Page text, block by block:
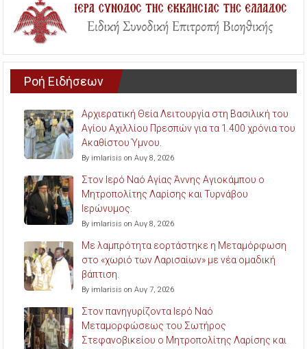
Ροή Ειδήσεων
Αρχιερατική Θεία Λειτουργία στη Βασιλική του
Αγίου Αχιλλίου Πρεσπών για τα 1.400 χρόνια του
Ακαθίστου Ύμνου.
By imlarisis on Αυγ 8, 2026
Στον Ιερό Ναό Αγίας Άννης Αγιοκάμπου ο
Μητροπολίτης Λαρίσης και Τυρνάβου
Ιερώνυμος.
By imlarisis on Αυγ 8, 2026
Με λαμπρότητα εορτάστηκε η Μεταμόρφωση
στο «χωριό των Λαρισαίων» με νέα ομαδική
βάπτιση.
By imlarisis on Αυγ 7, 2026
Στον πανηγυρίζοντα Ιερό Ναό
Μεταμορφώσεως του Σωτήρος
Στεφανοβικείου ο Μητροπολίτης Λαρίσης και